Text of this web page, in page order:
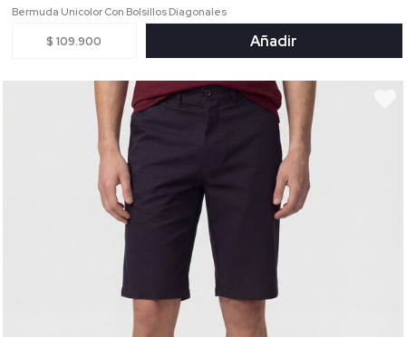
Bermuda Unicolor Con Bolsillos Diagonales
$ 109.900 Añadir